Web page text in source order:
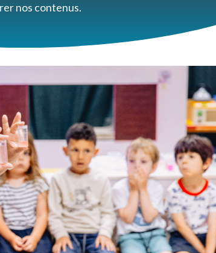
aux experts
des attributs?
distinguer ces différentes sortes?
nos contenus.